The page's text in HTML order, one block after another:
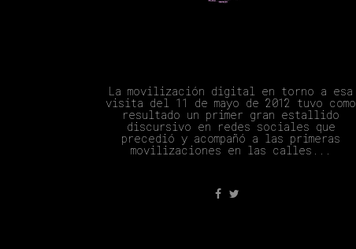
La movilización digital en torno a esa
visita del 11 de mayo de 2012 tuvo como
resultado un primer gran estallido
discursivo en redes sociales que
precedió y acompañó a las primeras
movilizaciones en las calles...